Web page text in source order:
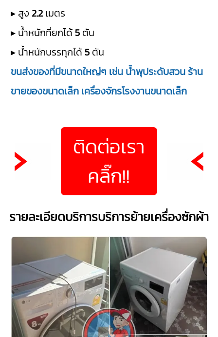
▸ สูง 2.2 เมตร
▸ น้ำหนักที่ยกได้ 5 ตัน
▸ น้ำหนักบรรทุกได้ 5 ตัน
ขนส่งของที่มีขนาดใหญ่ๆ เช่น น้ำพุประดับสวน ร้าน
ขายของขนาดเล็ก เครื่องจักรโรงงานขนาดเล็ก
ติดต่อเรา
คลิ๊ก!!
รายละเอียดบริการบริการย้ายเครื่องซักผ้า